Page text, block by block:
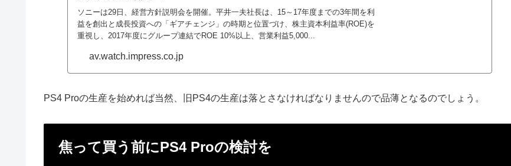
ソニーは29日、経営方針説明会を開催。平井一夫社長は、15～17年度までの3年間を利
益を創出と成長投資への「ギアチェンジ」の時期と位置づけ、株主資本利益率(ROE)を
重視し、2017年度にグループ連結でROE 10%以上、営業利益5,000...
av.watch.impress.co.jp
PS4 Proの生産を始めれば当然、旧PS4の生産は落とさなければなりませんので品薄となるのでしょう。
焦って買う前にPS4 Proの検討を